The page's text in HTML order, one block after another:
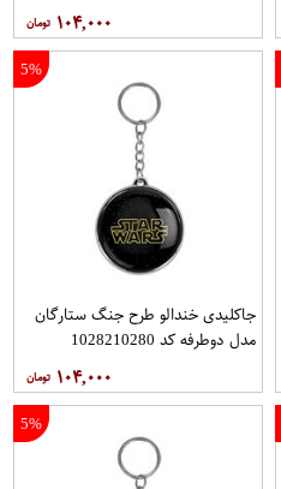
۱۰۴,۰۰۰
5%
جاکلیدی خندالو طرح جنگ ستارگان
مدل دوطرفه کد 1028210280
۱۰۴,۰۰۰
5%